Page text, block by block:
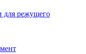
для режущего